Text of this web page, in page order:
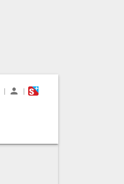
| |